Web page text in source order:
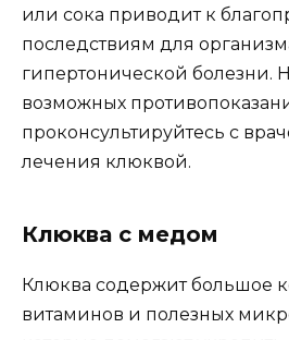
или сока приводит к
последствиям для
гипертонической болезни.
возможных
проконсультируйтесь с
лечения клюквой.
Клюква с медом
Клюква содержит большое
витаминов и полезных